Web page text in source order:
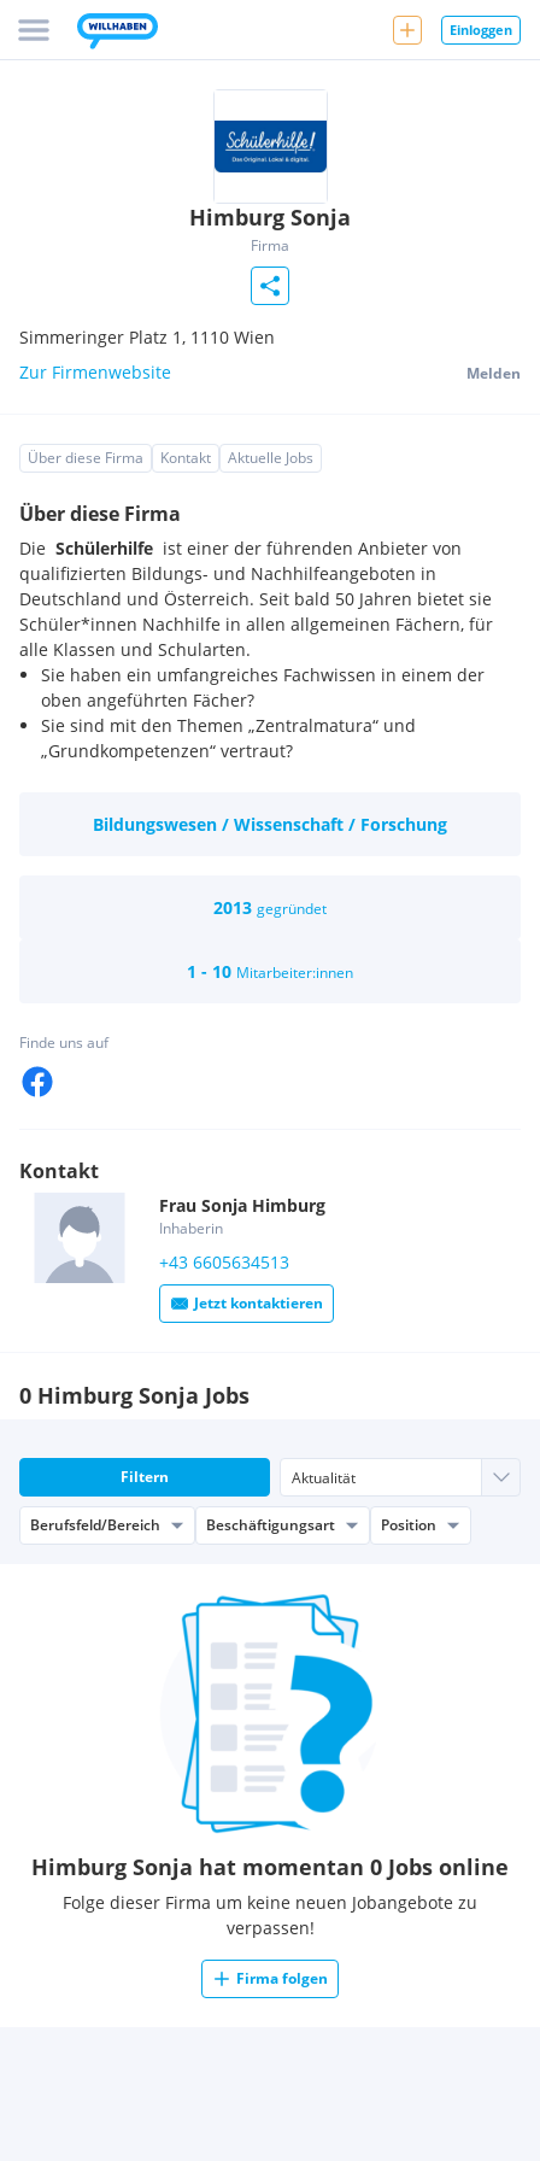
Einloggen
Himburg Sonja
Firma
Simmeringer Platz 1, 1110 Wien
Zur Firmenwebsite
Melden
Über diese Firma Kontakt Aktuelle Jobs
Über diese Firma
Die Schülerhilfe ist einer der führenden Anbieter von
qualifizierten Bildungs- und Nachhilfeangeboten in
Deutschland und Österreich. Seit bald 50 Jahren bietet sie
Schüler*innen Nachhilfe in allen allgemeinen Fächern, für
alle Klassen und Schularten.
Sie haben ein umfangreiches Fachwissen in einem der
oben angeführten Fächer?
Sie sind mit den Themen „Zentralmatura“ und
„Grundkompetenzen“ vertraut?
Sie möchten eine kleine Gruppe von Jugendlichen
Ihren Unterricht möchten Sie selbst gestalten, aber die
helle und freundliche Räumlichkeiten
ausreichend Lehrbehelfe vor Ort
Einzelunterricht in der Kleingruppe
Bildungswesen / Wissenschaft / Forschung
2013 gegründet
1 - 10 Mitarbeiter:innen
Finde uns auf
Kontakt
Frau Sonja Himburg
Inhaberin
+43 6605634513
Jetzt kontaktieren
0 Himburg Sonja Jobs
Filtern
Berufsfeld/Bereich Beschäftigungsart Position
Himburg Sonja hat momentan 0 Jobs online
Folge dieser Firma um keine neuen Jobangebote zu
verpassen!
Firma folgen